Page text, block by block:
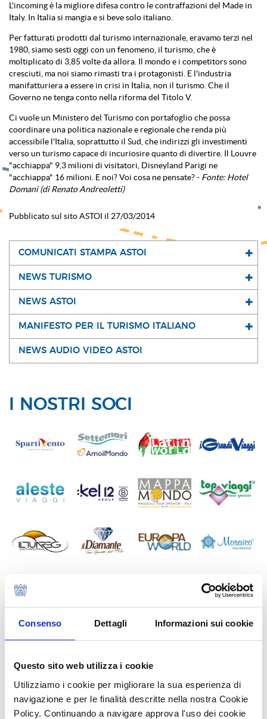
Consenso Dettagli Informazioni sui cookie
Questo sito web utilizza i cookie
Utilizziamo i cookie per migliorare la sua esperienza di
navigazione e per le finalità descritte nella nostra Cookie
Policy. Continuando a navigare approva l'uso dei cookie
L'incoming è la migliore difesa contro le contraffazioni del Made in
Italy. In Italia si mangia e si beve solo italiano.
Per fatturati prodotti dal turismo internazionale, eravamo terzi nel
1980, siamo sesti oggi con un fenomeno, il turismo, che è
moltiplicato di 3,85 volte da allora. Il mondo e i competitors sono
cresciuti, ma noi siamo rimasti tra i protagonisti. E l'industria
manifatturiera a essere in crisi in Italia, non il turismo. Che il
Governo ne tenga conto nella riforma del Titolo V.
Ci vuole un Ministero del Turismo con portafoglio che possa
coordinare una politica nazionale e regionale che renda più
accessibile l'Italia, soprattutto il Sud, che indirizzi gli investimenti
verso un turismo capace di incuriosire quanto di divertire. Il Louvre
"acchiappa" 9,3 milioni di visitatori, Disneyland Parigi ne
"acchiappa" 16 milioni. E noi? Voi cosa ne pensate? - Fonte: Hotel
Domani (di Renato Andreoletti)
Pubblicato sul sito ASTOI il 27/03/2014
COMUNICATI STAMPA ASTOI
NEWS TURISMO
NEWS ASTOI
MANIFESTO PER IL TURISMO ITALIANO
NEWS AUDIO VIDEO ASTOI
I NOSTRI SOCI